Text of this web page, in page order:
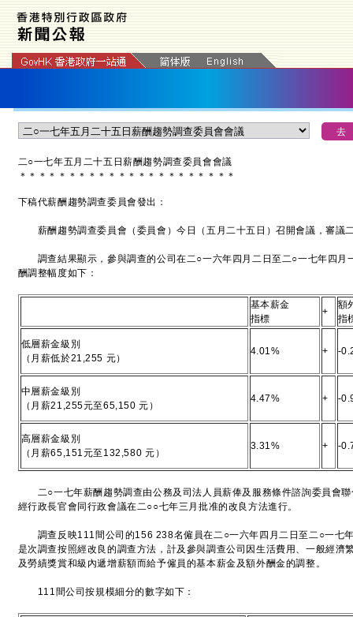
二○一七年五月二十五日薪酬趨勢調查委員會會議
＊ ＊ ＊ ＊ ＊ ＊ ＊ ＊ ＊ ＊ ＊ ＊ ＊ ＊ ＊ ＊ ＊ ＊ ＊ ＊ ＊ ＊
下稿代薪酬趨勢調查委員會發出：
薪酬趨勢調查委員會（委員會）今日（五月二十五日）召開會議，審議
調查結果顯示，參與調查的公司在二○一六年四月二日至二○一七年四月
酬調整幅度如下：
基本薪金
指標
+
額
指
低層薪金級別
（月薪低於21,255 元）
4.01% + -
中層薪金級別
（月薪21,255元至65,150 元）
4.47% + -
高層薪金級別
（月薪65,151元至132,580 元）
3.31% + -
二○一七年薪酬趨勢調查由公務及司法人員薪俸及服務條件諮詢委員會聯
經行政長官會同行政會議在二○○七年三月批准的改良方法進行。
調查反映111間公司的156 238名僱員在二○一六年四月二日至二○一七
是次調查按照經改良的調查方法，計及參與調查公司因生活費用、一般經濟
及勞績獎賞和級內遞增薪額而給予僱員的基本薪金及額外酬金的調整。
111間公司按規模細分的數字如下：